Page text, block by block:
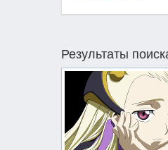
Результаты